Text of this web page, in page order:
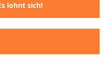
lohnt sich!